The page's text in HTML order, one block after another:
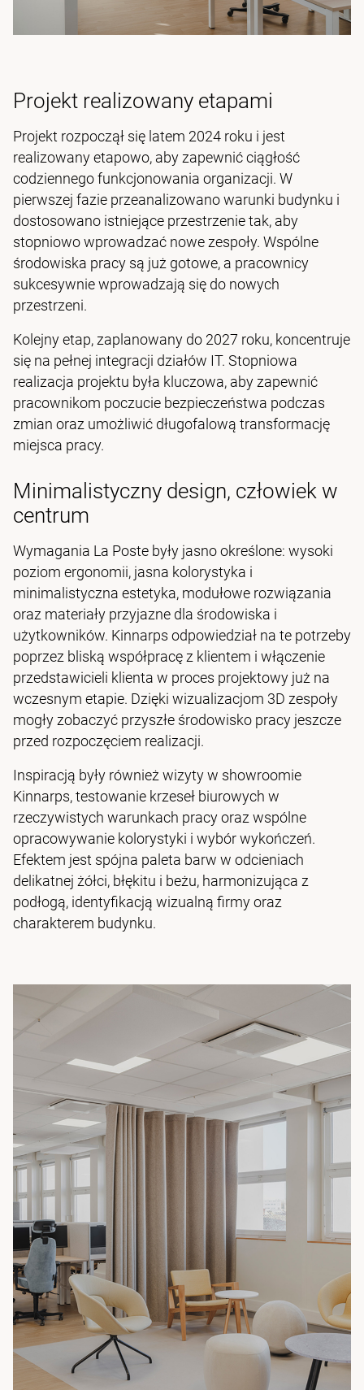
Projekt realizowany etapami
Projekt rozpoczął się latem 2024 roku i jest
realizowany etapowo, aby zapewnić ciągłość
codziennego funkcjonowania organizacji. W
pierwszej fazie przeanalizowano warunki budynku i
dostosowano istniejące przestrzenie tak, aby
stopniowo wprowadzać nowe zespoły. Wspólne
środowiska pracy są już gotowe, a pracownicy
sukcesywnie wprowadzają się do nowych
przestrzeni.
Kolejny etap, zaplanowany do 2027 roku, koncentruje
się na pełnej integracji działów IT. Stopniowa
realizacja projektu była kluczowa, aby zapewnić
pracownikom poczucie bezpieczeństwa podczas
zmian oraz umożliwić długofalową transformację
miejsca pracy.
Minimalistyczny design, człowiek w
centrum
Wymagania La Poste były jasno określone: wysoki
poziom ergonomii, jasna kolorystyka i
minimalistyczna estetyka, modułowe rozwiązania
oraz materiały przyjazne dla środowiska i
użytkowników. Kinnarps odpowiedział na te potrzeby
poprzez bliską współpracę z klientem i włączenie
przedstawicieli klienta w proces projektowy już na
wczesnym etapie. Dzięki wizualizacjom 3D zespoły
mogły zobaczyć przyszłe środowisko pracy jeszcze
przed rozpoczęciem realizacji.
Inspiracją były również wizyty w showroomie
Kinnarps, testowanie krzeseł biurowych w
rzeczywistych warunkach pracy oraz wspólne
opracowywanie kolorystyki i wybór wykończeń.
Efektem jest spójna paleta barw w odcieniach
delikatnej żółci, błękitu i beżu, harmonizująca z
podłogą, identyfikacją wizualną firmy oraz
charakterem budynku.